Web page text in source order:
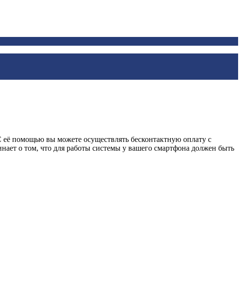
её помощью вы можете осуществлять бесконтактную оплату с
о том, что для работы системы у вашего смартфона должен быть